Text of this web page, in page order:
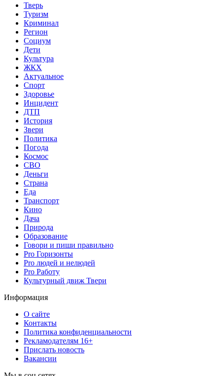
Тверь
Туризм
Криминал
Регион
Социум
Дети
Культура
ЖКХ
Актуальное
Спорт
Здоровье
Инцидент
ДТП
История
Звери
Политика
Погода
Космос
СВО
Деньги
Страна
Еда
Транспорт
Кино
Дача
Природа
Образование
Говори и пиши правильно
Pro Горизонты
Pro людей и нелюдей
Pro Работу
Культурный движ Твери
Информация
О сайте
Контакты
Политика конфиденциальности
Рекламодателям 16+
Прислать новость
Вакансии